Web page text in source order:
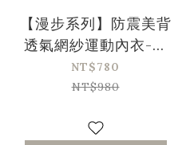
【漫步系列】防震美背
透氣網紗運動內衣-星
耀黑(30/65-38/85、
A-D)
NT$780
NT$980